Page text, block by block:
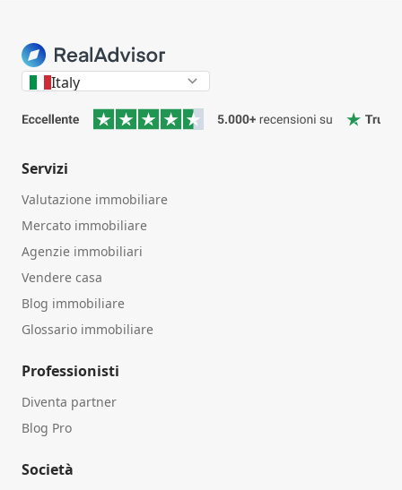
Italy
Servizi
Valutazione immobiliare
Mercato immobiliare
Agenzie immobiliari
Vendere casa
Blog immobiliare
Glossario immobiliare
Professionisti
Diventa partner
Blog Pro
Società